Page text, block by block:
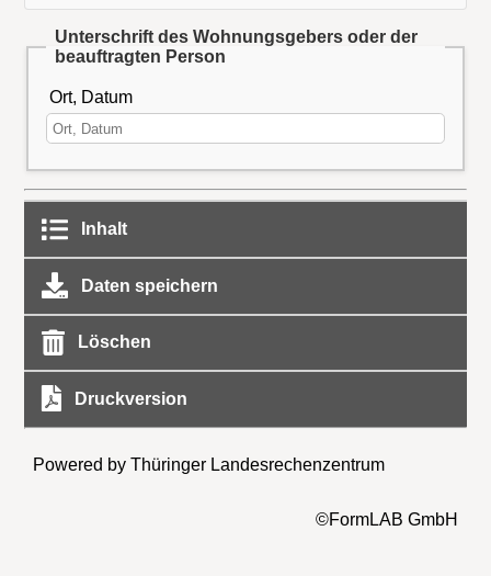
Unterschrift des Wohnungsgebers oder der
beauftragten Person
Ort, Datum
Inhalt
Daten speichern
Löschen
Druckversion
Powered by Thüringer Landesrechenzentrum
©FormLAB GmbH